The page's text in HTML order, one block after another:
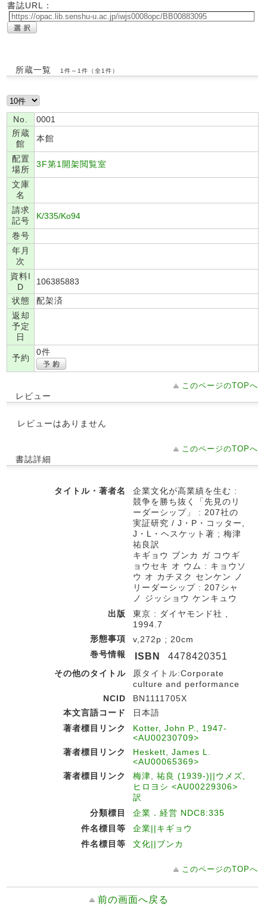
書誌URL：
所蔵一覧 1件～1件（全1件）
No.
0001
所蔵
館
本館
配置
場所
3F第1開架閲覧室
文庫
名
請求
記号
K/335/Ko94
巻号
年月
次
資料I
D
106385883
状態
配架済
返却
予定
日
予約
0件
このページのTOPへ
レビュー
レビューはありません
このページのTOPへ
書誌詳細
タイトル・著者名
企業文化が高業績を生む :
競争を勝ち抜く「先見のリ
ーダーシップ」 : 207社の
実証研究 / J・P・コッター,
J・L・ヘスケット著 ; 梅津
祐良訳
キギョウ ブンカ ガ コウギ
ョウセキ オ ウム : キョウソ
ウ オ カチヌク センケン ノ
リーダーシップ : 207シャ
ノ ジッショウ ケンキュウ
出版
東京 : ダイヤモンド社 ,
1994.7
形態事項
v,272p ; 20cm
巻号情報
ISBN 4478420351
その他のタイトル
原タイトル:Corporate
culture and performance
NCID
BN1111705X
本文言語コード
日本語
著者標目リンク
Kotter, John P., 1947-
<AU00230709>
著者標目リンク
Heskett, James L.
<AU00065369>
著者標目リンク
梅津, 祐良 (1939-)||ウメズ,
ヒロヨシ <AU00229306>
訳
分類標目
企業．経営 NDC8:335
件名標目等
企業||キギョウ
件名標目等
文化||ブンカ
このページのTOPへ
前の画面へ戻る